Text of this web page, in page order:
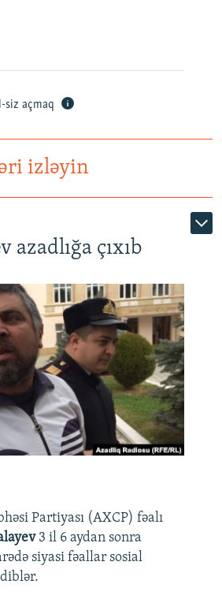
siz açmaq
izləyin
azadlığa çıxıb
Partiyası (AXCP) fəalı
3 il 6 aydan sonra
siyasi fəallar sosial